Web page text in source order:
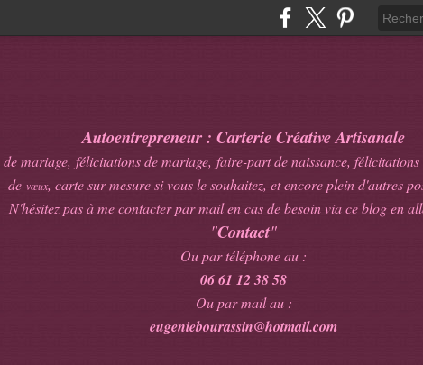
Autoentrepreneur : Carterie Créative Artisanale
mariage, félicitations de mariage, faire-part de naissance,
de vœux, carte sur mesure si vous le souhaitez, et encore plein d'autres
N'hésitez pas à me contacter par mail en cas de besoin via ce blog en
"Contact"
Ou par téléphone au :
06 61 12 38 58
Ou par mail au :
eugeniebourassin@hotmail.com